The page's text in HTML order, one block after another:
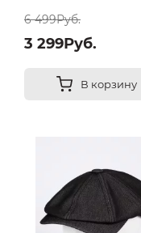
6 499Руб.
3 299Руб.
В корзину